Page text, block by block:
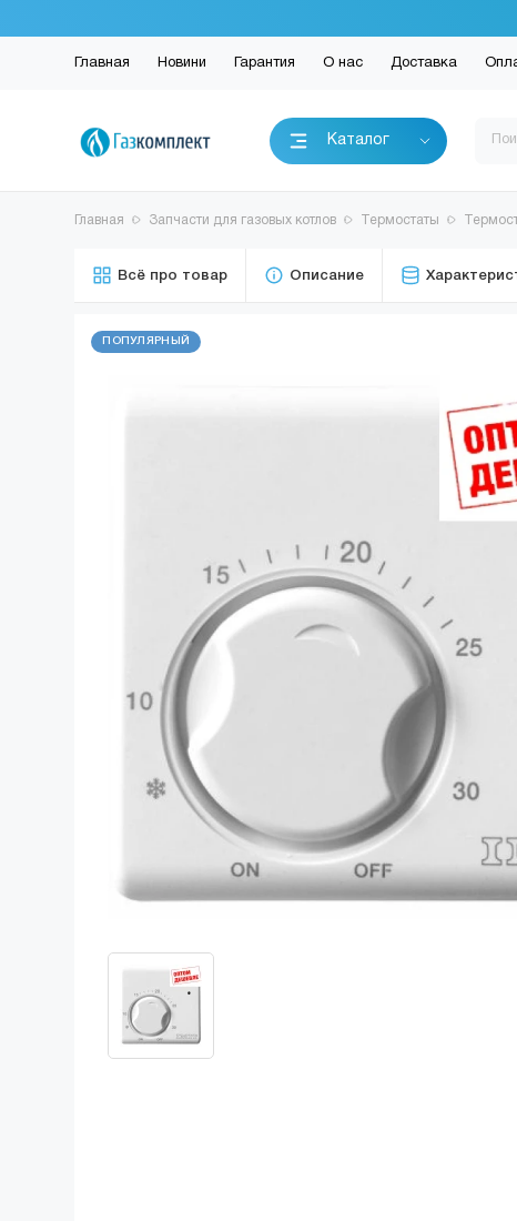
Главная Новини Гарантия О нас Доставка
Каталог
Главная Запчасти для газовых котлов Термостаты
Всё про товар Описание
ПОПУЛЯРНЫЙ